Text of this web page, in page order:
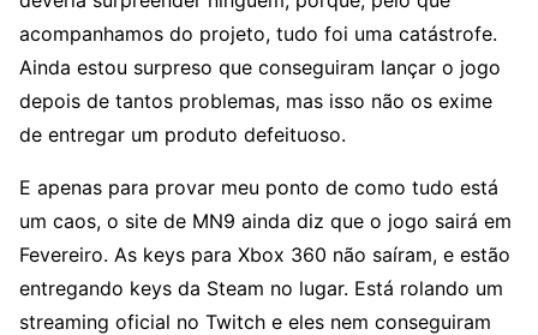
acompanhamos do projeto, tudo foi uma catástrofe.
Ainda estou surpreso que conseguiram lançar o jogo
depois de tantos problemas, mas isso não os exime
de entregar um produto defeituoso.
E apenas para provar meu ponto de como tudo está
um caos, o site de MN9 ainda diz que o jogo sairá em
Fevereiro. As keys para Xbox 360 não saíram, e estão
entregando keys da Steam no lugar. Está rolando um
streaming oficial no Twitch e eles nem conseguiram